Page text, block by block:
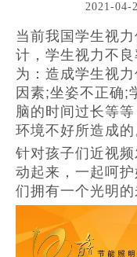
2021-
当前我国学生视
计，学生视力不
为：造成学生视
因素;坐姿不正确;
脑的时间过长等
环境不好所造成的
针对孩子们近视
动起来，一起呵
们拥有一个光明的